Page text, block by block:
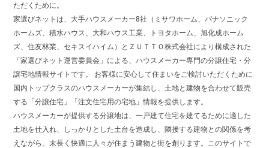
ただくために。
家選びネットは、大手ハウスメーカー8社（ミサワホーム、パナソニック
ホームズ、積水ハウス、大和ハウス工業、トヨタホーム、旭化成ホーム
ズ、住友林業、セキスイハイム）とＺＵＴＴＯ株式会社により構成された
「家選びネット運営委員会」による、ハウスメーカー専門の分譲住宅・分
譲宅地情報サイトです。 お客様に安心して住まいをご検討いただくために
国内トップクラスのハウスメーカーが集結し、土地と建物を合わせて販売
する「分譲住宅」「注文住宅用の宅地」情報を提供します。
ハウスメーカーが提供する分譲地は、一戸建て住宅を建てるために適した
土地を仕入れ、しっかりとした土台を造成し、隣接する建物との関係を考
えながら、末長く快適に人々が住まう建物と街を創ります。このサイトで